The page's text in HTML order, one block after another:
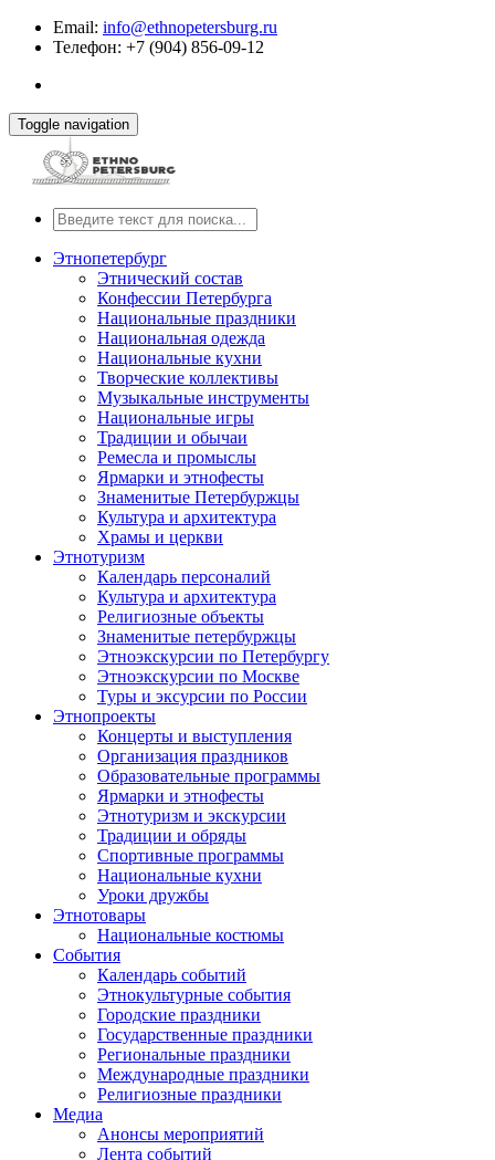
Email: info@ethnopetersburg.ru
Телефон: +7 (904) 856-09-12
Toggle navigation
Этнопетербург
Этнический состав
Конфессии Петербурга
Национальные праздники
Национальная одежда
Национальные кухни
Творческие коллективы
Музыкальные инструменты
Национальные игры
Традиции и обычаи
Ремесла и промыслы
Ярмарки и этнофесты
Знаменитые Петербуржцы
Культура и архитектура
Храмы и церкви
Этнотуризм
Календарь персоналий
Культура и архитектура
Религиозные объекты
Знаменитые петербуржцы
Этноэкскурсии по Петербургу
Этноэкскурсии по Москве
Туры и эксурсии по России
Этнопроекты
Концерты и выступления
Организация праздников
Образовательные программы
Ярмарки и этнофесты
Этнотуризм и экскурсии
Традиции и обряды
Спортивные программы
Национальные кухни
Уроки дружбы
Этнотовары
Национальные костюмы
События
Календарь событий
Этнокультурные события
Городские праздники
Государственные праздники
Региональные праздники
Международные праздники
Религиозные праздники
Медиа
Анонсы мероприятий
Лента событий